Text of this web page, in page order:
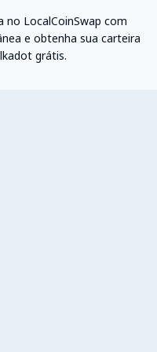
no LocalCoinSwap com
e obtenha sua carteira
grátis.